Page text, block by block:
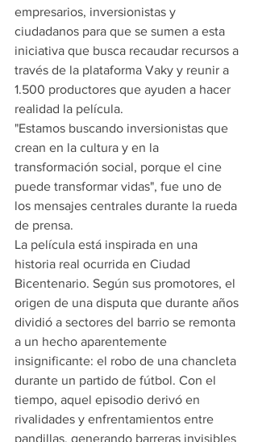
empresarios, inversionistas y
ciudadanos para que se sumen a esta
iniciativa que busca recaudar recursos a
través de la plataforma Vaky y reunir a
1.500 productores que ayuden a hacer
realidad la película.
"Estamos buscando inversionistas que
crean en la cultura y en la
transformación social, porque el cine
puede transformar vidas", fue uno de
los mensajes centrales durante la rueda
de prensa.
La película está inspirada en una
historia real ocurrida en Ciudad
Bicentenario. Según sus promotores, el
origen de una disputa que durante años
dividió a sectores del barrio se remonta
a un hecho aparentemente
insignificante: el robo de una chancleta
durante un partido de fútbol. Con el
tiempo, aquel episodio derivó en
rivalidades y enfrentamientos entre
pandillas, generando barreras invisibles